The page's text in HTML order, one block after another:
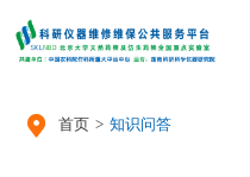
 首页 > 知识问答